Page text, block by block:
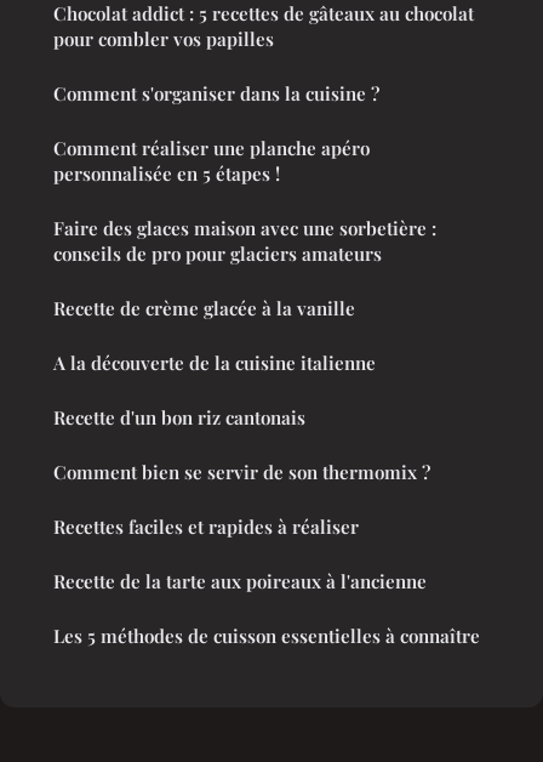
Chocolat addict : 5 recettes de gâteaux au chocolat
pour combler vos papilles
Comment s'organiser dans la cuisine ?
Comment réaliser une planche apéro
personnalisée en 5 étapes !
Faire des glaces maison avec une sorbetière :
conseils de pro pour glaciers amateurs
Recette de crème glacée à la vanille
A la découverte de la cuisine italienne
Recette d'un bon riz cantonais
Comment bien se servir de son thermomix ?
Recettes faciles et rapides à réaliser
Recette de la tarte aux poireaux à l'ancienne
Les 5 méthodes de cuisson essentielles à connaître